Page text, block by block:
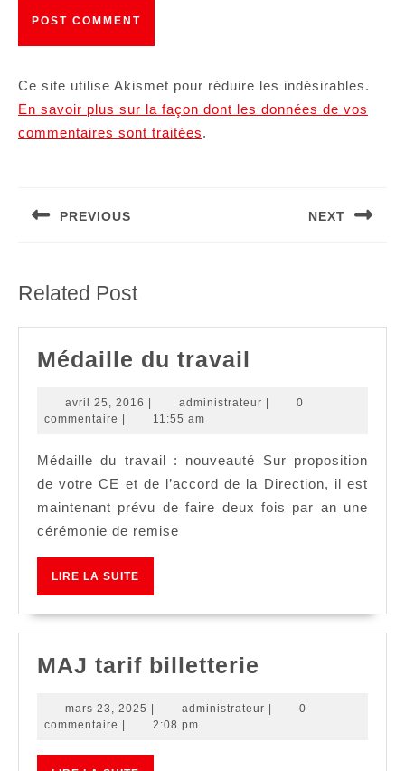
Ce site utilise Akismet pour réduire les indésirables.
En savoir plus sur la façon dont les données de vos
commentaires sont traitées.
l’articlePREVIOUS NEXT
Related Post
Médaille du travail
travail
avril 25, 2016 avril
25,
administrateur administrateur
0
commentaire
11:55 am
Médaille du travail : nouveauté Sur proposition
de votre CE et de l’accord de la Direction, il est
maintenant prévu de faire deux fois par an une
cérémonie de remise
LIRE LA SUITE
MAJ tarif billetterie
billetterie
mars 23, 2025 mars
23,
administrateur administrateur
0
commentaire
2:08 pm